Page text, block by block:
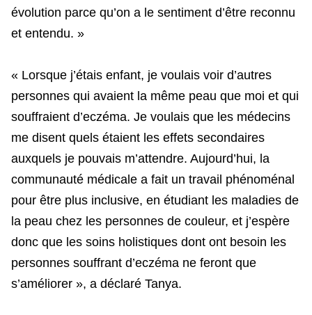
évolution parce qu’on a le sentiment d’être reconnu
et entendu. »
« Lorsque j’étais enfant, je voulais voir d’autres
personnes qui avaient la même peau que moi et qui
souffraient d’eczéma. Je voulais que les médecins
me disent quels étaient les effets secondaires
auxquels je pouvais m’attendre. Aujourd’hui, la
communauté médicale a fait un travail phénoménal
pour être plus inclusive, en étudiant les maladies de
la peau chez les personnes de couleur, et j’espère
donc que les soins holistiques dont ont besoin les
personnes souffrant d’eczéma ne feront que
s’améliorer », a déclaré Tanya.